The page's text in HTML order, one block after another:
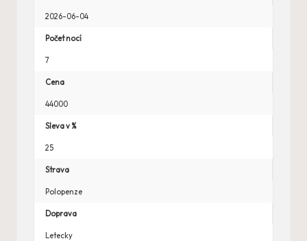
2026-06-04
Počet nocí
7
Cena
44000
Sleva v %
25
Strava
Polopenze
Doprava
Letecky